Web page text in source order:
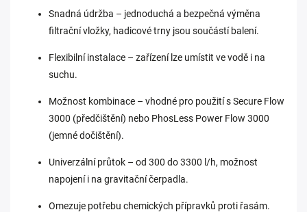
Snadná údržba – jednoduchá a bezpečná výměna
filtrační vložky, hadicové trny jsou součástí balení.
Flexibilní instalace – zařízení lze umístit ve vodě i na
suchu.
Možnost kombinace – vhodné pro použití s Secure Flow
3000 (předčištění) nebo PhosLess Power Flow 3000
(jemné dočištění).
Univerzální průtok – od 300 do 3300 l/h, možnost
napojení i na gravitační čerpadla.
Omezuje potřebu chemických přípravků proti řasám.